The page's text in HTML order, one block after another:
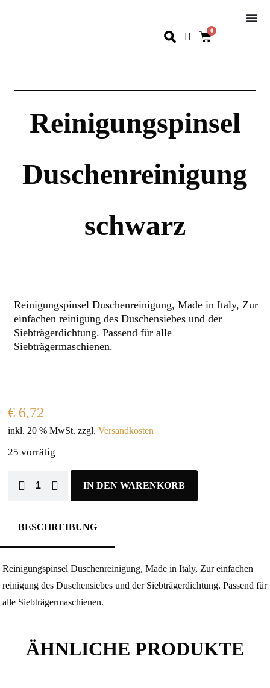
0
Reinigungspinsel
Duschenreinigung
schwarz
Reinigungspinsel Duschenreinigung, Made in Italy, Zur
einfachen reinigung des Duschensiebes und der
Siebträgerdichtung. Passend für alle
Siebträgermaschienen.
€ 6,72
inkl. 20 % MwSt. zzgl.Versandkosten
25 vorrätig
IN DEN WARENKORB
BESCHREIBUNG
Reinigungspinsel Duschenreinigung, Made in Italy, Zur einfachen
reinigung des Duschensiebes und der Siebträgerdichtung. Passend für
alle Siebträgermaschienen.
ÄHNLICHE PRODUKTE